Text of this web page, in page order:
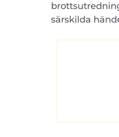
särskilda